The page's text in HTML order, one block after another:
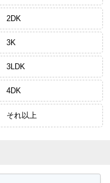
2DK
3K
3LDK
4DK
それ以上